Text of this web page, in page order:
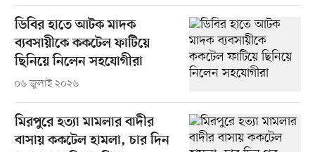
ডিবির হাতে আটক মাদক
ব্যবসায়ীকে ককটেল ফাটিয়ে
ছিনিয়ে নিলেন সহযোগীরা
০৬ জুলাই ২০২৬
মিরপুরে হত্যা মামলার বাদীর
বাসায় ককটেল হামলা, চার দিন